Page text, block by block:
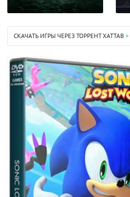
СКАЧАТЬ ИГРЫ ЧЕРЕЗ ТОРРЕНТ XATTAB »